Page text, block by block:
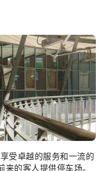
受卓越的服务和一流的
的客人提供停车场。